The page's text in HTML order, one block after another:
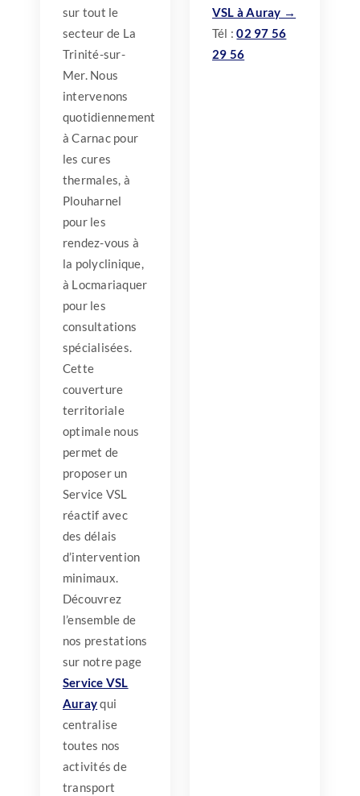
sur tout le
secteur de La
Trinité-sur-
Mer. Nous
intervenons
quotidiennement
à Carnac pour
les cures
thermales, à
Plouharnel
pour les
rendez-vous à
la polyclinique,
à Locmariaquer
pour les
consultations
spécialisées.
Cette
couverture
territoriale
optimale nous
permet de
proposer un
Service VSL
réactif avec
des délais
d’intervention
minimaux.
Découvrez
l’ensemble de
nos prestations
sur notre page
Service VSL
Aurayqui
centralise
toutes nos
activités de
transport
VSL à Auray →
Tél :02 97 56
29 56